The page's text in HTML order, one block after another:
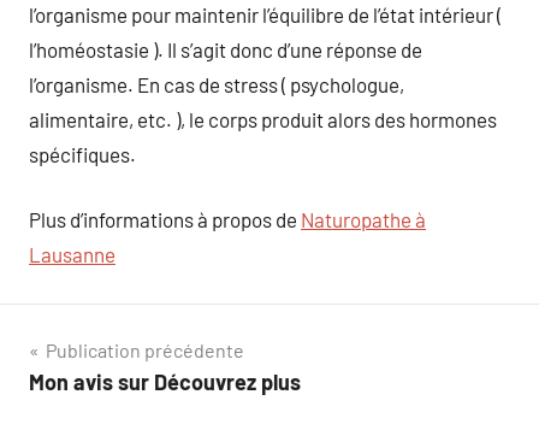
l’organisme pour maintenir l’équilibre de l’état intérieur (
l’homéostasie ). Il s’agit donc d’une réponse de
l’organisme. En cas de stress ( psychologue,
alimentaire, etc. ), le corps produit alors des hormones
spécifiques.
Plus d’informations à propos de Naturopathe à
Lausanne
Navigation
de
Publication précédente
Mon avis sur Découvrez plus